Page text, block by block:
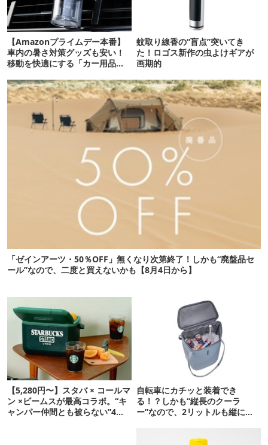
【Amazonプライムデー本番】
車内の暑さ対策グッズも安い！
移動を快適にする「カー用品」
蚊取り線香の“盲点”突いてき
た！ロゴス新作の虫よけギアが
画期的
「ゼインアーツ・50％OFF」無くなり次第終了！しかも“廃盤品セ
ール”なので、二度と買えないかも【8月4日から】
【5,280円〜】スタバ × コールマ
ン ×ビームスが最高コラボ。“キ
ャンパー仲間とも被らない”4ア
自転車にカチッと装着でき
る！？しかも“縦長のクーラ
ー”なので、2リットルも縦に入